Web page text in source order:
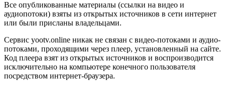
Все опубликованные материалы (ссылки на видео и
аудиопотоки) взяты из открытых источников в сети интернет
или были присланы владельцами.
Сервис yootv.online никак не связан с видео-потоками и аудио-
потоками, проходящими через плеер, установленный на сайте.
Код плеера взят из открытых источников и воспроизводится
исключительно на компьютере конечного пользователя
посредством интернет-браузера.